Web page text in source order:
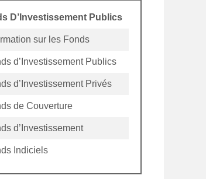
D’Investissement Publics
sur les Fonds
d’Investissement Publics
d’Investissement Privés
de Couverture
d’Investissement
Indiciels